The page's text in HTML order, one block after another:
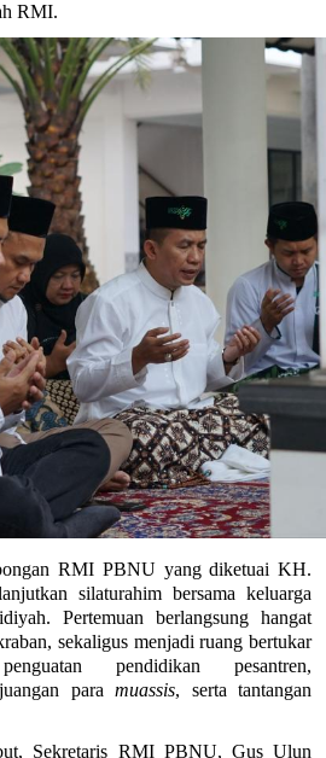
RMI.
RMI PBNU yang diketuai KH.
silaturahim bersama keluarga
Pertemuan berlangsung hangat
sekaligus menjadi ruang bertukar
pendidikan pesantren,
para muassis, serta tantangan
Sekretaris RMI PBNU, Gus Ulun